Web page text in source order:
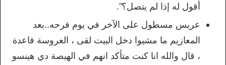
أقول له إذا لم يتصل؟”.
عريس مسطول على الآخر في يوم فرحه..بعد
المعازيم ما مشيوا دخل البيت لقى ، العروسة قاعدة
، قال والله انا كنت متأكد انهم في الهيصة دي هينسو